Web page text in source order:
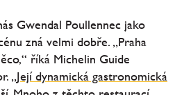
Gwendal Poullennec jako
zná velmi dobře. „Praha
říká Michelin Guide
„Její dynamická gastronomická